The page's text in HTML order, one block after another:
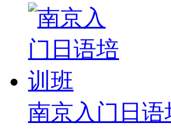
南京入门日语